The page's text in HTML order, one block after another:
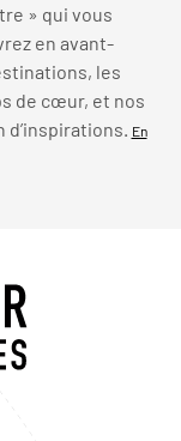
» qui vous
en avant-
les
de cœur, et nos
En